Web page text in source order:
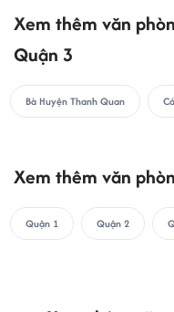
Xem thêm văn
Quận 3
Bà Huyện Thanh Quan
Xem thêm văn
Quận 1 Quận 2